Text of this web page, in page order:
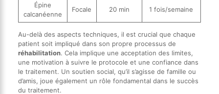
Épine
calcanéenne
Focale 20 min 1 fois/semaine
Au-delà des aspects techniques, il est crucial que chaque
patient soit impliqué dans son propre processus de
réhabilitation. Cela implique une acceptation des limites,
une motivation à suivre le protocole et une confiance dans
le traitement. Un soutien social, qu’il s’agisse de famille ou
d’amis, joue également un rôle fondamental dans le succès
du traitement.